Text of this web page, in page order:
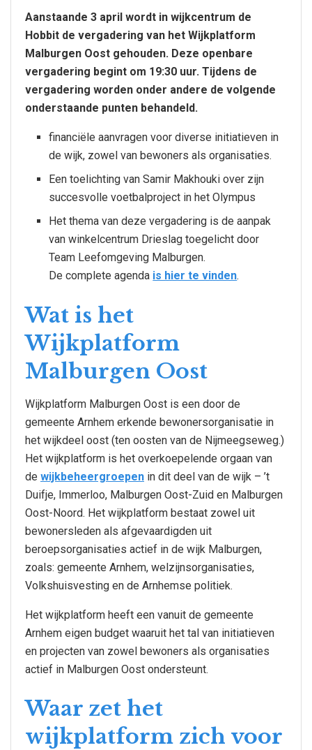
Aanstaande 3 april wordt in wijkcentrum de
Hobbit de vergadering van het Wijkplatform
Malburgen Oost gehouden. Deze openbare
vergadering begint om 19:30 uur. Tijdens de
vergadering worden onder andere de volgende
onderstaande punten behandeld.
financiële aanvragen voor diverse initiatieven in
de wijk, zowel van bewoners als organisaties.
Een toelichting van Samir Makhouki over zijn
succesvolle voetbalproject in het Olympus
Het thema van deze vergadering is de aanpak
van winkelcentrum Drieslag toegelicht door
Team Leefomgeving Malburgen.
De complete agenda is hier te vinden.
Wat is het
Wijkplatform
Malburgen Oost
Wijkplatform Malburgen Oost is een door de
gemeente Arnhem erkende bewonersorganisatie in
het wijkdeel oost (ten oosten van de Nijmeegseweg.)
Het wijkplatform is het overkoepelende orgaan van
de wijkbeheergroepen in dit deel van de wijk – ’t
Duifje, Immerloo, Malburgen Oost-Zuid en Malburgen
Oost-Noord. Het wijkplatform bestaat zowel uit
bewonersleden als afgevaardigden uit
beroepsorganisaties actief in de wijk Malburgen,
zoals: gemeente Arnhem, welzijnsorganisaties,
Volkshuisvesting en de Arnhemse politiek.
Het wijkplatform heeft een vanuit de gemeente
Arnhem eigen budget waaruit het tal van initiatieven
en projecten van zowel bewoners als organisaties
actief in Malburgen Oost ondersteunt.
Waar zet het
wijkplatform zich voor